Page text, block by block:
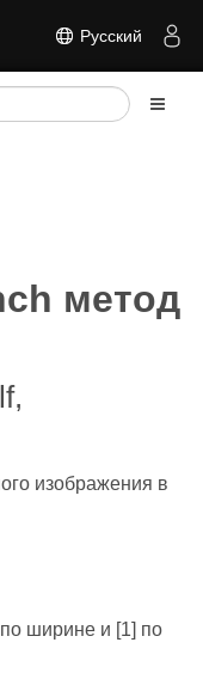
Русский
метод
изображения в
ширине и [1] по